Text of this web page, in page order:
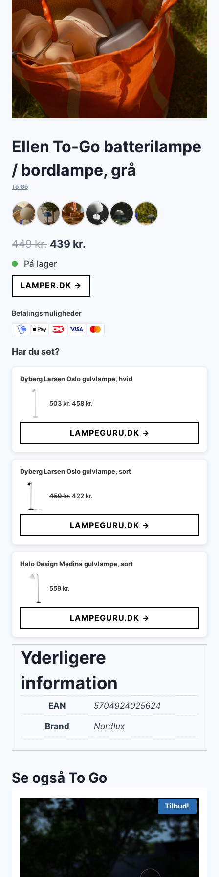
Ellen To-Go batterilampe
/ bordlampe, grå
To Go
449kr. Den
oprindelige
pris
var:
449 kr..
439 kr.
pris
er:
På lager
LAMPER.DK →
Betalingsmuligheder
Har du set?
Dyberg Larsen Oslo gulvlampe, hvid
503kr.Den
pris
var:
503 kr..
458kr.
pris
er:
458 kr..
LAMPEGURU.DK →
Dyberg Larsen Oslo gulvlampe, sort
459kr.Den
pris
var:
459 kr..
422kr.
pris
er:
422 kr..
LAMPEGURU.DK →
Halo Design Medina gulvlampe, sort
559kr.
LAMPEGURU.DK →
Yderligere
information
EAN 5704924025624
Brand Nordlux
Se også To Go
Tilbud!